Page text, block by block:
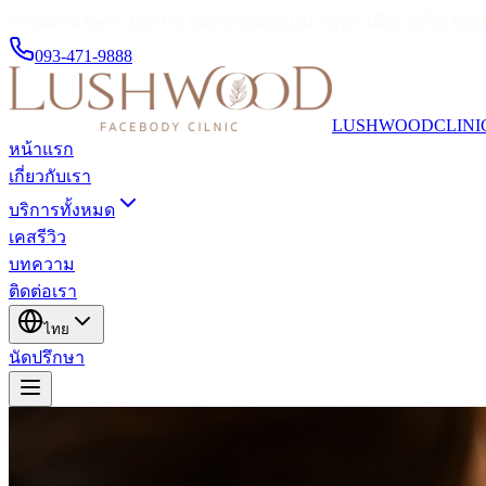
093-471-9888
LUSHWOOD
หน้าแรก
เกี่ยวกับเรา
บริการทั้งหมด
เคสรีวิว
บทความ
ติดต่อเรา
ไทย
นัดปรึกษา